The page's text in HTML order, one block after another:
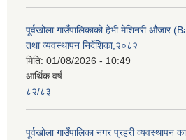
पूर्वखोला गाउँपालिकाको हेभी मेशिनरी
तथा व्यवस्थापन निर्देशिका,२०८२
मिति: 01/08/2026 - 10:49
आर्थिक वर्ष:
८२/८३
पूर्वखोला गाउँपालिका नगर प्रहरी व्यवस्थापन